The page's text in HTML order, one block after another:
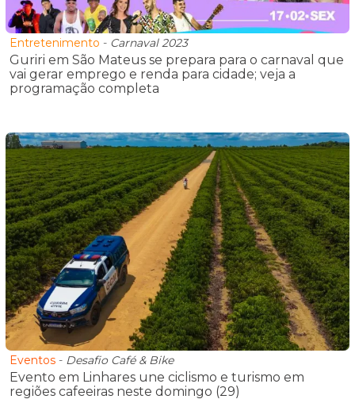
Entretenimento - Carnaval 2023
Guriri em São Mateus se prepara para o carnaval que
vai gerar emprego e renda para cidade; veja a
programação completa
Eventos - Desafio Café & Bike
Evento em Linhares une ciclismo e turismo em
regiões cafeeiras neste domingo (29)